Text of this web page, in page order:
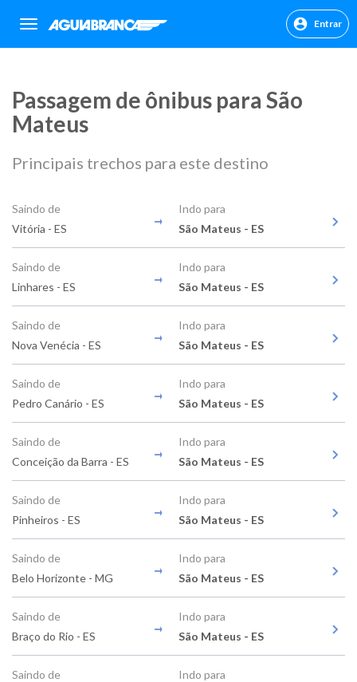
sr.header.toggle.navigation Entrar
Passagem de ônibus para São
Mateus
Principais trechos para este destino
Saindo de
Vitória - ES
Indo para
São Mateus - ES
Saindo de
Linhares - ES
Indo para
São Mateus - ES
Saindo de
Nova Venécia - ES
Indo para
São Mateus - ES
Saindo de
Pedro Canário - ES
Indo para
São Mateus - ES
Saindo de
Conceição da Barra - ES
Indo para
São Mateus - ES
Saindo de
Pinheiros - ES
Indo para
São Mateus - ES
Saindo de
Belo Horizonte - MG
Indo para
São Mateus - ES
Saindo de
Braço do Rio - ES
Indo para
São Mateus - ES
Saindo de
Indo para